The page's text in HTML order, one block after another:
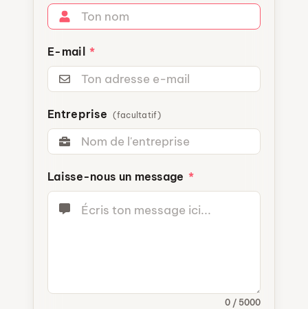
E-mail *
Entreprise (facultatif)
Laisse-nous un message *
0 / 5000